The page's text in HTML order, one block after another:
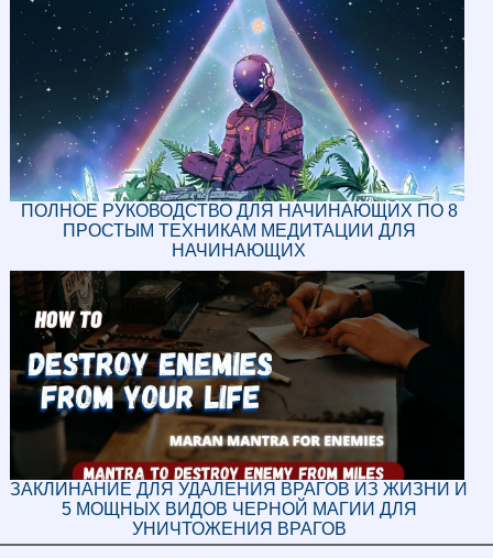
ПОЛНОЕ РУКОВОДСТВО ДЛЯ НАЧИНАЮЩИХ ПО 8
ПРОСТЫМ ТЕХНИКАМ МЕДИТАЦИИ ДЛЯ
НАЧИНАЮЩИХ
ЗАКЛИНАНИЕ ДЛЯ УДАЛЕНИЯ ВРАГОВ ИЗ ЖИЗНИ И
5 МОЩНЫХ ВИДОВ ЧЕРНОЙ МАГИИ ДЛЯ
УНИЧТОЖЕНИЯ ВРАГОВ